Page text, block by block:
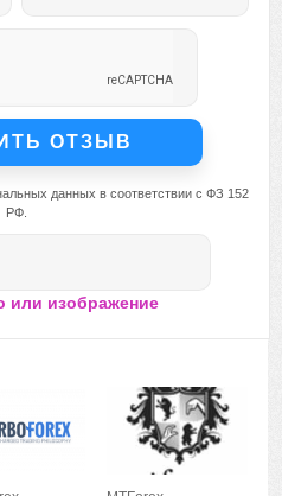
данных в соответствии с ФЗ 152
РФ.
или изображение